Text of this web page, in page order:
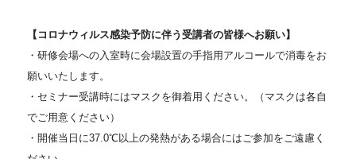
【コロナウィルス感染予防に伴う受講者の皆様へお願い】
・研修会場への入室時に会場設置の手指用アルコールで消毒をお
願いいたします。
・セミナー受講時にはマスクを御着用ください。（マスクは各自
でご用意ください）
・開催当日に37.0℃以上の発熱がある場合にはご参加をご遠慮く